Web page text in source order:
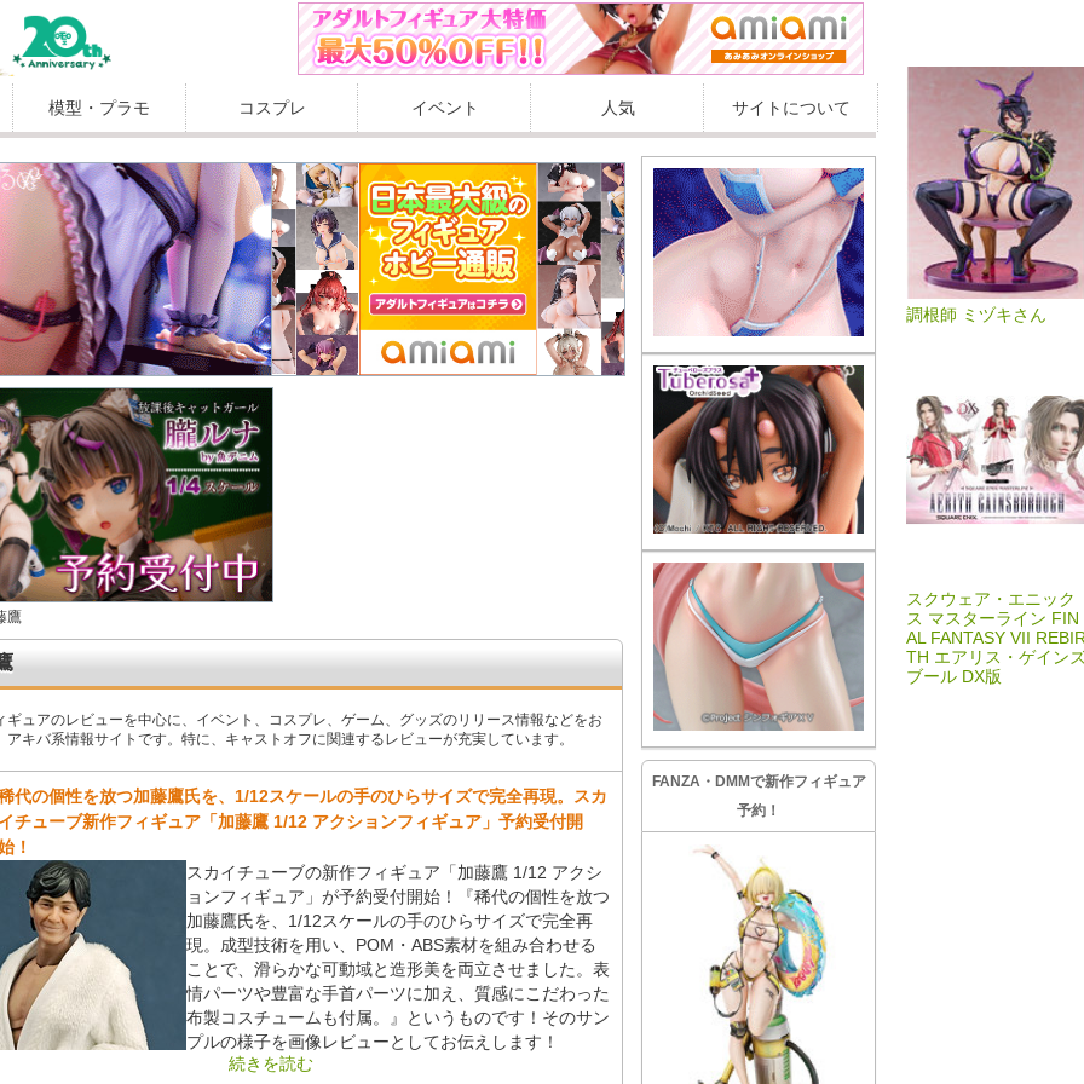
調根師 ミヅキさん
スクウェア・エニック
ス マスターライン FIN
AL FANTASY VII
TH エアリス・ゲイン
ブール DX版
模型・プラモ コスプレ イベント 人気 サイトについて
鷹
ギュアのレビューを中心に、イベント、コスプレ、ゲーム、グッズのリリース情報などをお
アキバ系情報サイトです。特に、キャストオフに関連するレビューが充実しています。
代の個性を放つ加藤鷹氏を、1/12スケールの手のひらサイズで完全再現。スカ
チューブ新作フィギュア「加藤鷹 1/12 アクションフィギュア」予約受付開
！
スカイチューブの新作フィギュア「加藤鷹 1/12 アクシ
ョンフィギュア」が予約受付開始！『稀代の個性を放つ
加藤鷹氏を、1/12スケールの手のひらサイズで完全再
現。成型技術を用い、POM・ABS素材を組み合わせる
ことで、滑らかな可動域と造形美を両立させました。表
情パーツや豊富な手首パーツに加え、質感にこだわった
布製コスチュームも付属。』というものです！そのサン
プルの様子を画像レビューとしてお伝えします！
続きを読む
FANZA・DMMで新作フィギュア
予約！